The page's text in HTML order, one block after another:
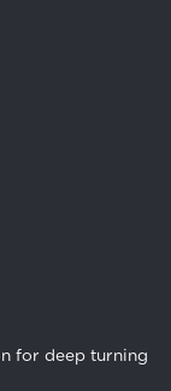
for deep turning